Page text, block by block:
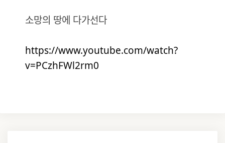
소망의 땅에 다가선다
https://www.youtube.com/watch?
v=PCzhFWl2rm0